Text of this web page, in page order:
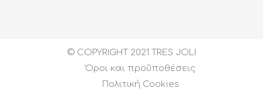
© COPYRIGHT 2021 TRES JOLI
Όροι και προϋποθέσεις
Πολιτική Cookies